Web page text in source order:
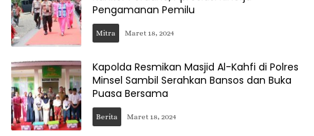
Pengamanan Pemilu
Mitra Maret 18, 2024
Kapolda Resmikan Masjid Al-Kahfi di Polres
Minsel Sambil Serahkan Bansos dan Buka
Puasa Bersama
Berita Maret 18, 2024